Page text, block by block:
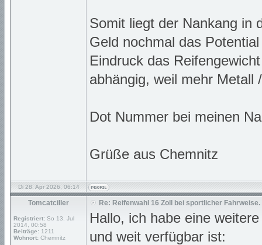
Somit liegt der Nankang in
Geld nochmal das
Eindruck das
abhängig, weil mehr Metall
Dot Nummer bei meinen
Grüße aus Chemnitz
Di 28. Apr 2026, 06:14
Tomcatciller
Registriert: So 13. Jul
2014, 00:58
Beiträge: 1211
Wohnort: Chemnitz
Re: Reifenwahl 16 Zoll bei sportlicher Fahrweise.
Hallo, ich habe eine
und weit verfügbar ist: